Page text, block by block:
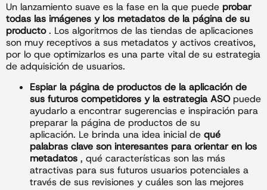
Un lanzamiento suave es la fase en la que puede probar
todas las imágenes y los metadatos de la página de su
producto. Los algoritmos de las tiendas de aplicaciones
son muy receptivos a sus metadatos y activos creativos,
por lo que optimizarlos es una parte vital de su estrategia
de adquisición de usuarios.
Espiar la página de productos de la aplicación de
sus futuros competidores y la estrategia ASOpuede
ayudarlo a encontrar sugerencias e inspiración para
preparar la página de productos de su
aplicación. Le brinda una idea inicial de qué
palabras clave son interesantes para orientar en los
metadatos , qué características son las más
atractivas para sus futuros usuarios potenciales a
través de sus revisiones y cuáles son las mejores